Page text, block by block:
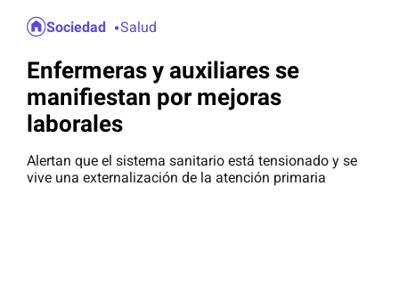
Sociedad Salud
Enfermeras y auxiliares se
manifiestan por mejoras
laborales
Alertan que el sistema sanitario está tensionado y se
vive una externalización de la atención primaria